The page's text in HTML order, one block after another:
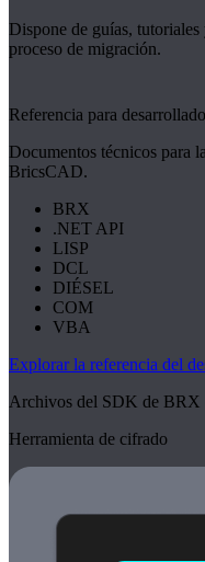
Dispone de guías,
proceso de migración.
Referencia para
Documentos técnicos para
BricsCAD.
BRX
.NET API
LISP
DCL
DIÉSEL
COM
VBA
Explorar la referencia del
Archivos del SDK de
Herramienta de cifrado